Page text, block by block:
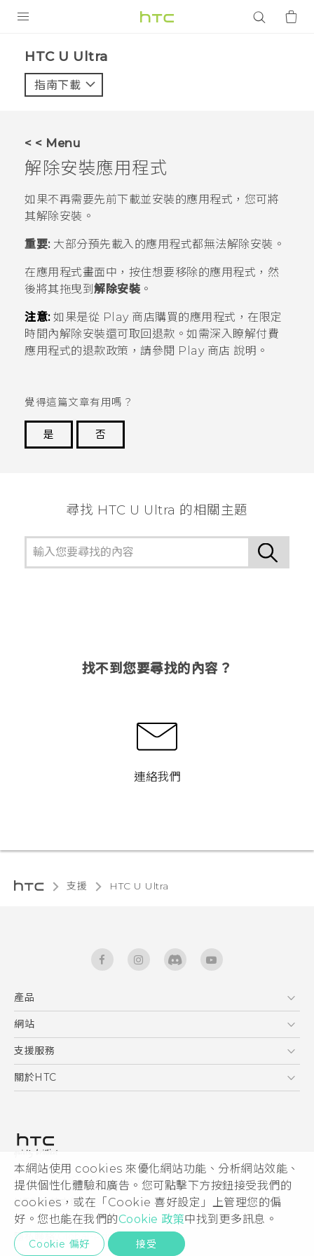
本網站使用 cookies 來優化網站功能、分析網站效能、
提供個性化體驗和廣告。您可點擊下方按鈕接受我們的
cookies，或在「Cookie 喜好設定」上管理您的偏
好。您也能在我們的Cookie 政策中找到更多訊息。
Cookie 偏好 接受
VIVE
應用程式
支援服務
登入
HTC U Ultra‎
指南下載
< < Menu
解除安裝應用程式
如果不再需要先前下載並安裝的應用程式，您可將
其解除安裝。
重要:大部分預先載入的應用程式都無法解除安裝。
在應用程式畫面中，按住想要移除的應用程式，然
後將其拖曳到 解除安裝。
注意:如果是從 Play 商店購買的應用程式，在限定
時間內解除安裝還可取回退款。如需深入瞭解付費
應用程式的退款政策，請參閱 Play 商店 說明。
覺得這篇文章有用嗎？
是
否
尋找 HTC U Ultra 的相關主題
找不到您要尋找的內容？
連絡我們
支援 HTC U Ultra‎
安全與法令注意事項
產品
5G
智能手機
區塊鍊手機
網站
HTC Dev
HTC Research
支援服務
服務中心
關於HTC
私隱政策
產品安全
加入HTC
Security and Privacy Whitepaper
© 2011-2026 HTC Corporation
HTC 法律文件
隱私聯絡: Global-Privacy@htc.com